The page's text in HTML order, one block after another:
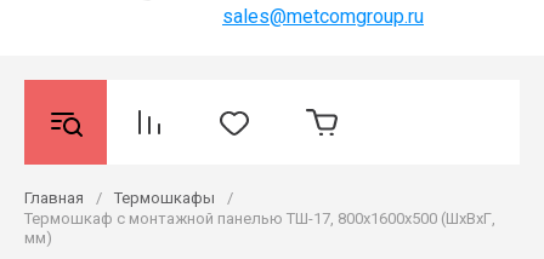
sales@metcomgroup.ru
Главная / Термошкафы
/
Термошкаф с монтажной панелью ТШ-17, 800х1600х500 (ШхВхГ,
мм)